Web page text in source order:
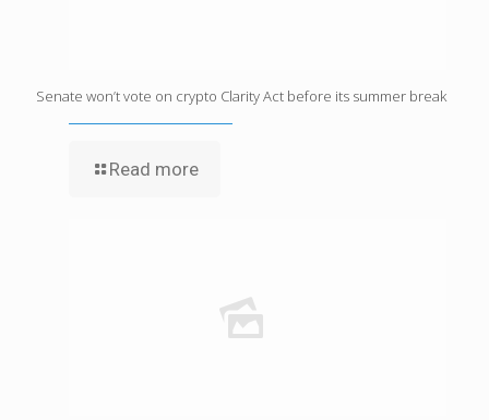
Senate won’t vote on crypto Clarity Act before its summer break
Read more